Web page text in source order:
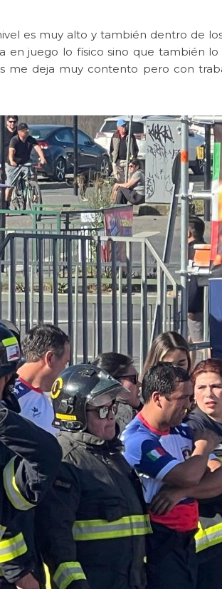
es muy alto y también dentro de
juego lo físico sino que también lo
me deja muy contento pero con